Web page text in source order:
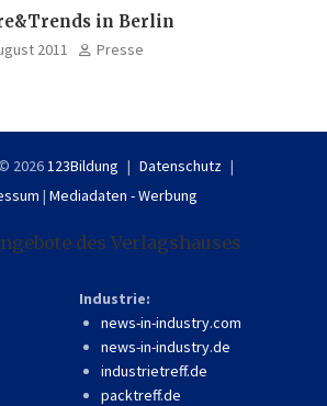
in Berlin
2011 Presse
2026 123Bildung
Datenschutz
| Mediadaten - Werbung
des Verlagshauses
Industrie:
news-in-industry.com
news-in-industry.de
industrietreff.de
packtreff.de